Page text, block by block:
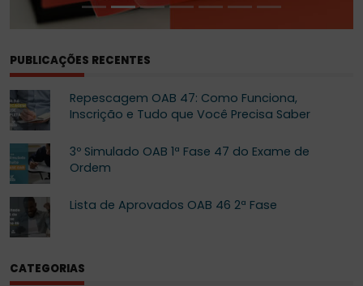
PUBLICAÇÕES RECENTES
Repescagem OAB 47: Como Funciona,
Inscrição e Tudo que Você Precisa Saber
3º Simulado OAB 1ª Fase 47 do Exame de
Ordem
Lista de Aprovados OAB 46 2ª Fase
CATEGORIAS